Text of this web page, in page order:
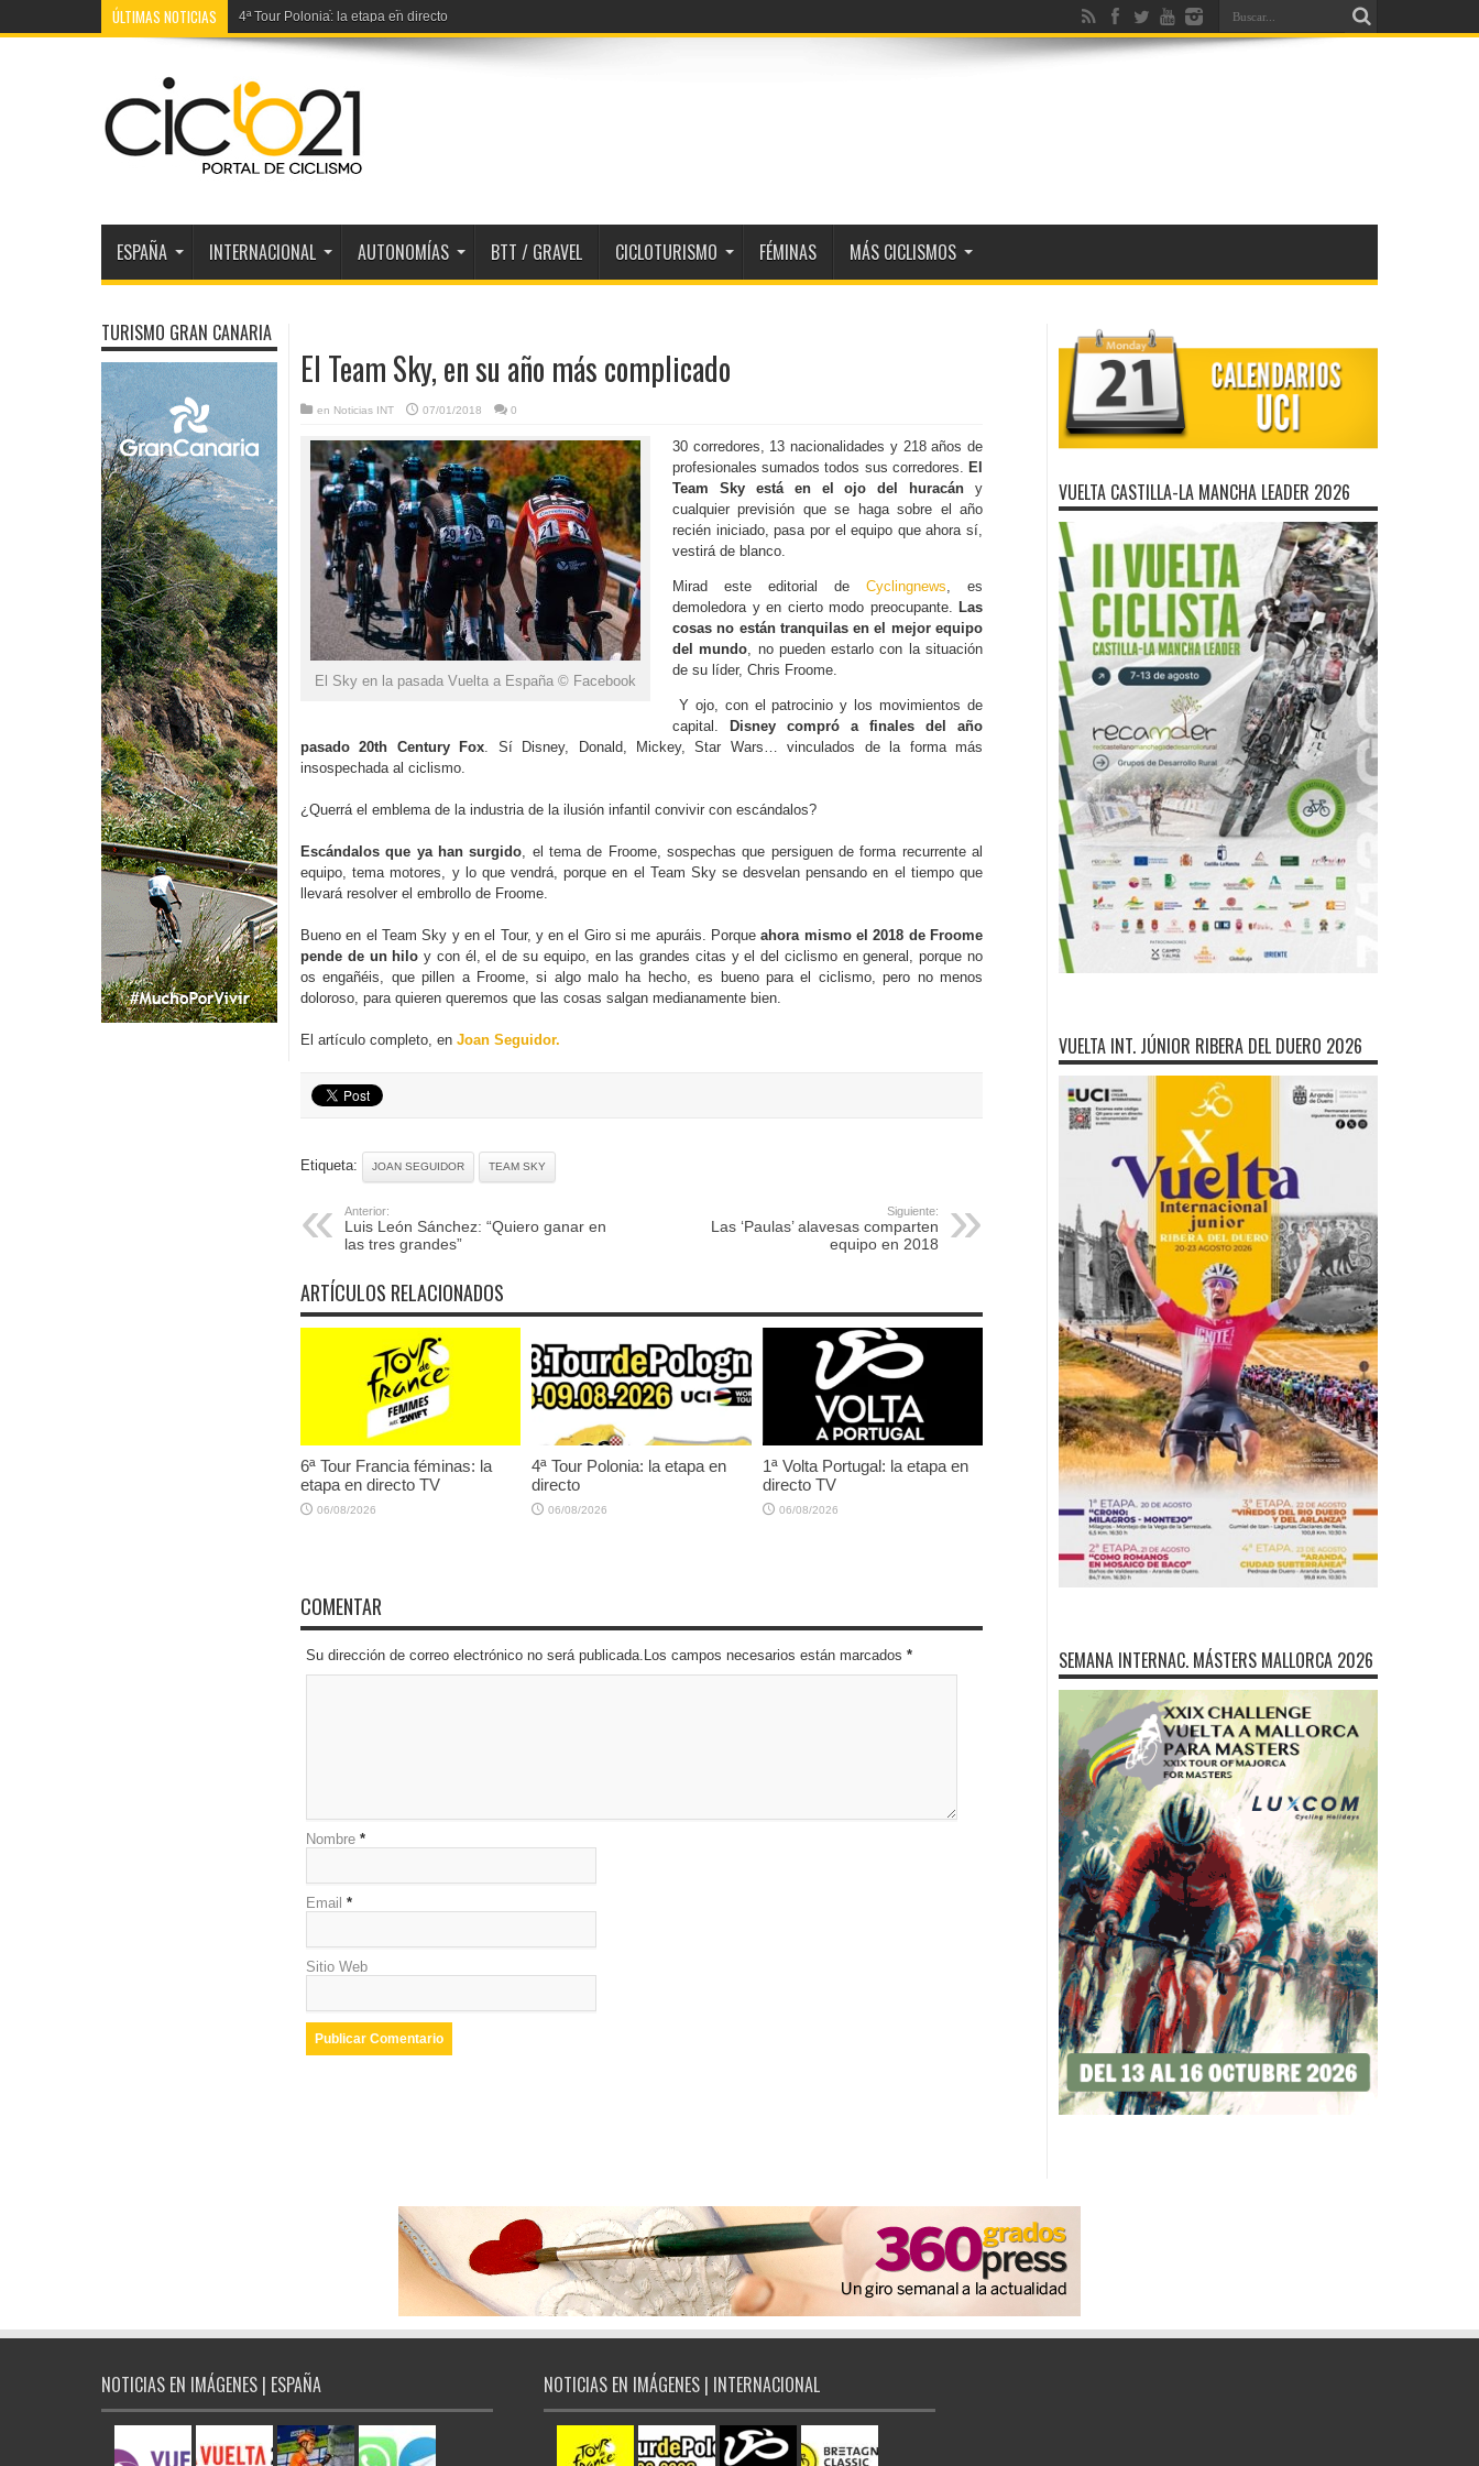
ÚLTIMAS NOTICIAS 4ª Tour Polonia: la etapa en directo
ESPAÑA INTERNACIONAL AUTONOMÍAS BTT / GRAVEL CICLOTURISMO FÉMINAS MÁS CICLISMOS
El Team Sky, en su año más complicado
en Noticias INT 07/01/2018 0
El Sky en la pasada Vuelta a España © Facebook
30 corredores, 13 nacionalidades y 218 años de
profesionales sumados todos sus corredores. El
Team Sky está en el ojo del huracán y
cualquier previsión que se haga sobre el año
recién iniciado, pasa por el equipo que ahora sí,
vestirá de blanco.
Mirad este editorial de Cyclingnews, es
demoledora y en cierto modo preocupante. Las
cosas no están tranquilas en el mejor equipo
del mundo, no pueden estarlo con la situación
de su líder, Chris Froome.
Y ojo, con el patrocinio y los movimientos de
capital.
Disney compró a finales del año
pasado 20th Century Fox. Sí Disney, Donald, Mickey, Star Wars… vinculados de la forma más
insospechada al ciclismo.
¿Querrá el emblema de la industria de la ilusión infantil convivir con escándalos?
Escándalos que ya han surgido, el tema de Froome, sospechas que persiguen de forma recurrente al
equipo, tema motores, y lo que vendrá, porque en el Team Sky se desvelan pensando en el tiempo que
llevará resolver el embrollo de Froome.
Bueno en el Team Sky y en el Tour, y en el Giro si me apuráis. Porqueahora mismo el 2018 de Froome
pende de un hilo y con él, el de su equipo, en las grandes citas y el del ciclismo en general, porque no
os engañéis, que pillen a Froome, si algo malo ha hecho, es bueno para el ciclismo, pero no menos
doloroso, para quieren queremos que las cosas salgan medianamente bien.
El artículo completo, en Joan Seguidor.
Etiqueta: JOAN SEGUIDOR TEAM SKY
Anterior:
Luis León Sánchez: “Quiero ganar en
las tres grandes”
Siguiente:
Las ‘Paulas’ alavesas comparten
equipo en 2018
ARTÍCULOS RELACIONADOS
6ª Tour Francia féminas: la
etapa en directo TV
06/08/2026
4ª Tour Polonia: la etapa en
directo
06/08/2026
1ª Volta Portugal: la etapa en
directo TV
06/08/2026
COMENTAR
Su dirección de correo electrónico no será publicada.Los campos necesarios están marcados *
Nombre *
Email *
Sitio Web
TURISMO GRAN CANARIA
VUELTA CASTILLA-LA MANCHA LEADER 2026
VUELTA INT. JÚNIOR RIBERA DEL DUERO 2026
SEMANA INTERNAC. MÁSTERS MALLORCA 2026
NOTICIAS EN IMÁGENES | ESPAÑA NOTICIAS EN IMÁGENES | INTERNACIONAL